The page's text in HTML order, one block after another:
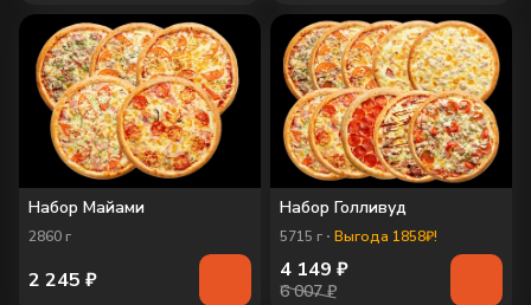
Набор Майами
2860 г
2 245 ₽
Набор Голливуд
5715 г Выгода 1858₽!
4 149 ₽
6 007 ₽